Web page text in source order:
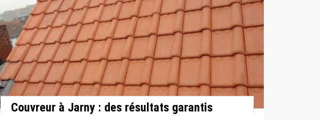
Couvreur à Jarny : des résultats garantis